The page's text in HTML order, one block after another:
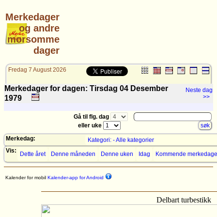
Merkedager
og andre
morsomme
dager
Fredag 7 August 2026
Merkedager for dagen: Tirsdag 04 Desember
1979
Neste dag
>>
Gå til flg. dag
eller uke
Merkedag:
Kategori: - Alle kategorier
Vis:
Dette året Denne måneden Denne uken Idag Kommende
Kalender for mobil Kalender-app for Android
Delbart turbestikk